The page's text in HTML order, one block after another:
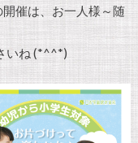
催は、お一人様～随
いね (*^^*)